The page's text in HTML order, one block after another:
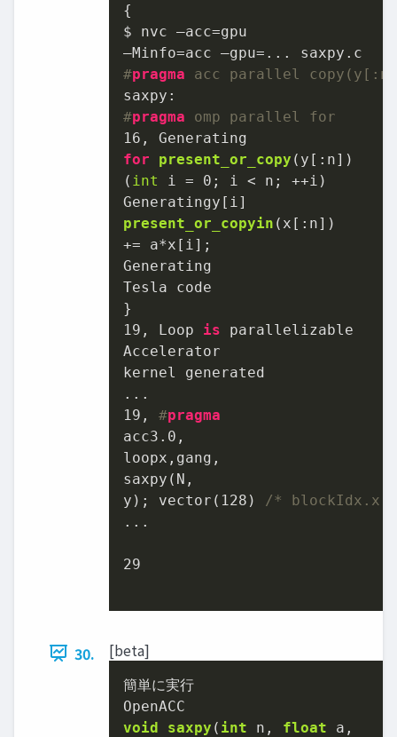
{
$ nvc –acc=gpu
#pragma acc parallel
#pragma omp parallel for
16 ,
for
present_or_copy ( y[:n] )
( int i = 0 ; i < n; ++i )
present_or_copyin ( x[:n] )
+= a*x[i];
Generating
Tesla code
19 , Loop is parallelizable
Accelerator
kernel generated
19 , #pragma
acc3 .0 ,
loopx,gang,
saxpy(N,
y); vector( 128 )
/* blockIdx.x
...
29
30. [beta]
void
saxpy ( int n, float